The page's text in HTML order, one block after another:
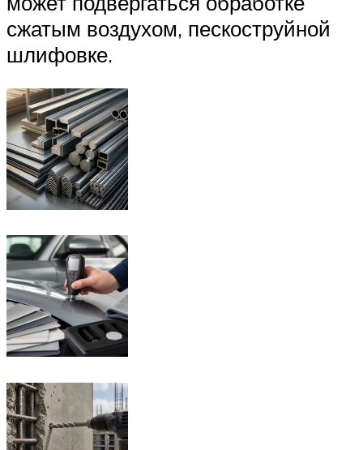
сжатым воздухом, пескоструйной
шлифовке.